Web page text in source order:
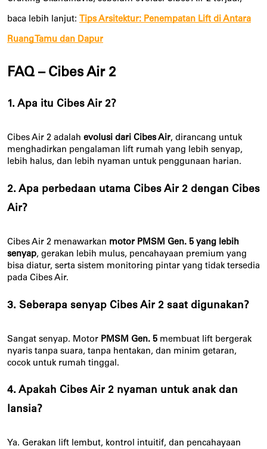
baca lebih lanjut: Tips Arsitektur: Penempatan Lift di Antara
Ruang Tamu dan Dapur
FAQ – Cibes Air 2
1. Apa itu Cibes Air 2?
Cibes Air 2 adalah evolusi dari Cibes Air, dirancang untuk
menghadirkan pengalaman lift rumah yang lebih senyap,
lebih halus, dan lebih nyaman untuk penggunaan harian.
2. Apa perbedaan utama Cibes Air 2 dengan Cibes
Air?
Cibes Air 2 menawarkan motor PMSM Gen. 5 yang lebih
senyap, gerakan lebih mulus, pencahayaan premium yang
bisa diatur, serta sistem monitoring pintar yang tidak tersedia
pada Cibes Air.
3. Seberapa senyap Cibes Air 2 saat digunakan?
Sangat senyap. Motor PMSM Gen. 5 membuat lift bergerak
nyaris tanpa suara, tanpa hentakan, dan minim getaran,
cocok untuk rumah tinggal.
4. Apakah Cibes Air 2 nyaman untuk anak dan
lansia?
Ya. Gerakan lift lembut, kontrol intuitif, dan pencahayaan